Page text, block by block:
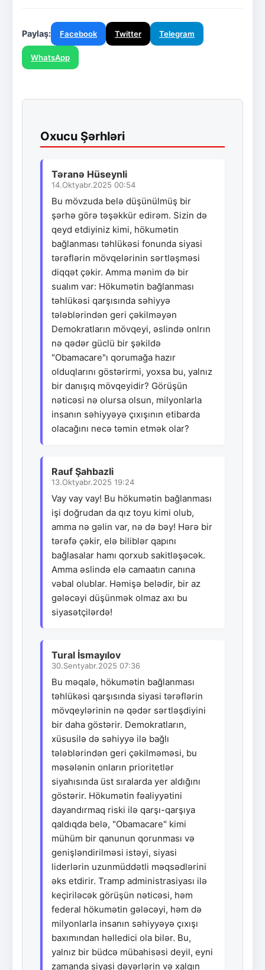
Paylaş: Facebook Twitter Telegram
WhatsApp
Oxucu Şərhləri
Təranə Hüseynli
14.Oktyabr.2025 00:54
Bu mövzuda belə düşünülmüş bir
şərhə görə təşəkkür edirəm. Sizin də
qeyd etdiyiniz kimi, hökumətin
bağlanması təhlükəsi fonunda siyasi
tərəflərin mövqelərinin sərtləşməsi
diqqət çəkir. Amma mənim də bir
sualım var: Hökumətin bağlanması
təhlükəsi qarşısında səhiyyə
tələblərindən geri çəkilməyən
Demokratların mövqeyi, əslində onlrın
nə qədər güclü bir şəkildə
"Obamacare"ı qorumağa hazır
olduqlarını göstərirmi, yoxsa bu, yalnız
bir danışıq mövqeyidir? Görüşün
nəticəsi nə olursa olsun, milyonlarla
insanın səhiyyəyə çıxışının etibarda
olacağını necə təmin etmək olar?
Rauf Şahbazli
13.Oktyabr.2025 19:24
Vay vay vay! Bu hökumətin bağlanması
işi doğrudan da qız toyu kimi olub,
amma nə gəlin var, nə də bəy! Hərə bir
tərəfə çəkir, elə biliblər qapını
bağlasalar hamı qorxub sakitləşəcək.
Amma əslində elə camaatın canına
vəbal olublar. Həmişə belədir, bir az
gələcəyi düşünmək olmaz axı bu
siyasətçilərdə!
Tural İsmayılov
30.Sentyabr.2025 07:36
Bu məqalə, hökumətin bağlanması
təhlükəsi qarşısında siyasi tərəflərin
mövqeylərinin nə qədər sərtləşdiyini
bir daha göstərir. Demokratların,
xüsusilə də səhiyyə ilə bağlı
tələblərindən geri çəkilməməsi, bu
məsələnin onların prioritetlər
siyahısında üst sıralarda yer aldığını
göstərir. Hökumətin fəaliyyətini
dayandırmaq riski ilə qarşı-qarşıya
qaldıqda belə, "Obamacare" kimi
mühüm bir qanunun qorunması və
genişləndirilməsi istəyi, siyasi
liderlərin uzunmüddətli məqsədlərini
əks etdirir. Tramp administrasiyası ilə
keçiriləcək görüşün nəticəsi, həm
federal hökumətin gələcəyi, həm də
milyonlarla insanın səhiyyəyə çıxışı
baxımından həlledici ola bilər. Bu,
yalnız bir büdcə mübahisəsi deyil, eyni
zamanda siyasi dəyərlərin və xalqın